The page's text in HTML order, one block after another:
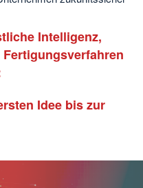
Intelligenz,
Idee bis zur